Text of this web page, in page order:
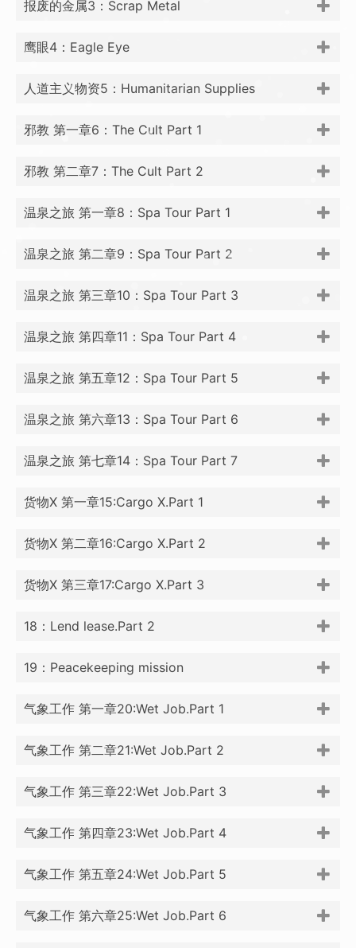
报废的金属3：Scrap Metal
鹰眼4：Eagle Eye
人道主义物资5：Humanitarian Supplies
邪教 第一章6：The Cult Part 1
邪教 第二章7：The Cult Part 2
温泉之旅 第一章8：Spa Tour Part 1
温泉之旅 第二章9：Spa Tour Part 2
温泉之旅 第三章10：Spa Tour Part 3
温泉之旅 第四章11：Spa Tour Part 4
温泉之旅 第五章12：Spa Tour Part 5
温泉之旅 第六章13：Spa Tour Part 6
温泉之旅 第七章14：Spa Tour Part 7
货物X 第一章15:Cargo X.Part 1
货物X 第二章16:Cargo X.Part 2
货物X 第三章17:Cargo X.Part 3
18：Lend lease.Part 2
19：Peacekeeping mission
气象工作 第一章20:Wet Job.Part 1
气象工作 第二章21:Wet Job.Part 2
气象工作 第三章22:Wet Job.Part 3
气象工作 第四章23:Wet Job.Part 4
气象工作 第五章24:Wet Job.Part 5
气象工作 第六章25:Wet Job.Part 6